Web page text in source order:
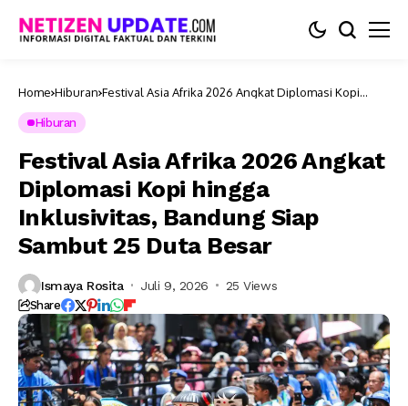
Home Hiburan Festival Asia Afrika 2026 Angkat Diplomasi Kopi
Hiburan
Festival Asia Afrika 2026 Angkat
Diplomasi Kopi hingga
Inklusivitas, Bandung Siap
Sambut 25 Duta Besar
Ismaya Rosita Juli 9, 2026 25 Views
Share